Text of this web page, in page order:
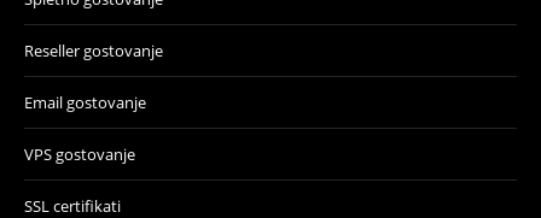
Reseller gostovanje
Email gostovanje
VPS gostovanje
SSL certifikati